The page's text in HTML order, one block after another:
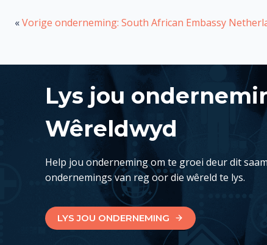
«Vorige onderneming: South African Embassy
Lys jou
Wêreldwyd
Help jou onderneming om te groei deur dit
ondernemings van reg oor die wêreld te lys.
LYS JOU ONDERNEMING